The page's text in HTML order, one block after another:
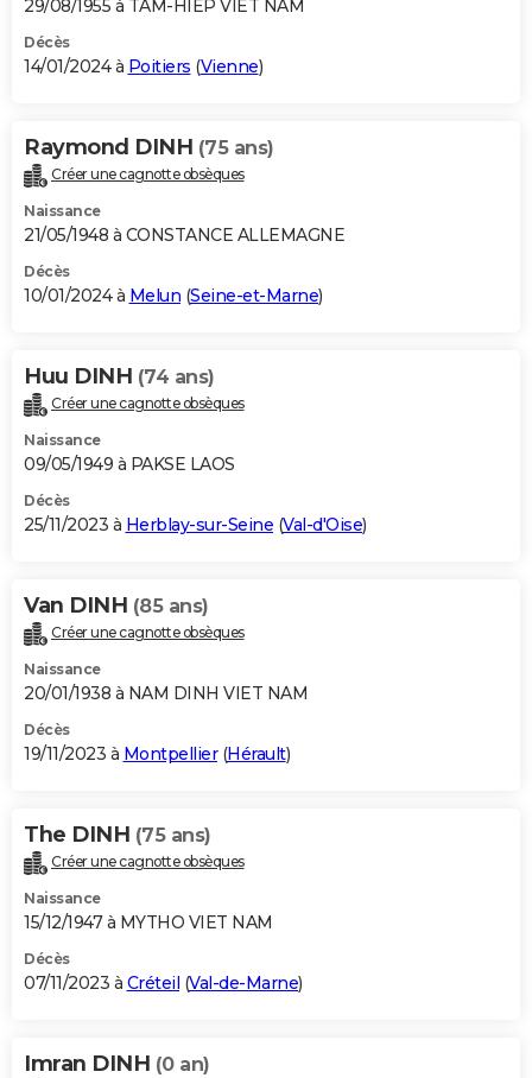
29/08/1955 à TAM-HIEP VIET NAM
Décès
14/01/2024 à Poitiers (Vienne)
Raymond DINH (75 ans)
Créer une cagnotte obsèques
Naissance
21/05/1948 à CONSTANCE ALLEMAGNE
Décès
10/01/2024 à Melun (Seine-et-Marne)
Huu DINH (74 ans)
Créer une cagnotte obsèques
Naissance
09/05/1949 à PAKSE LAOS
Décès
25/11/2023 à Herblay-sur-Seine (Val-d'Oise)
Van DINH (85 ans)
Créer une cagnotte obsèques
Naissance
20/01/1938 à NAM DINH VIET NAM
Décès
19/11/2023 à Montpellier(Hérault)
The DINH (75 ans)
Créer une cagnotte obsèques
Naissance
15/12/1947 à MYTHO VIET NAM
Décès
07/11/2023 à Créteil (Val-de-Marne)
Imran DINH (0 an)